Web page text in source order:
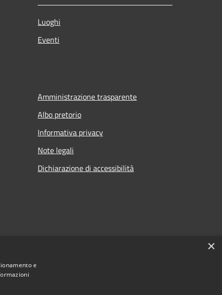
Luoghi
Eventi
Amministrazione trasparente
Albo pretorio
Informativa privacy
Note legali
Dichiarazione di accessibilità
×
e